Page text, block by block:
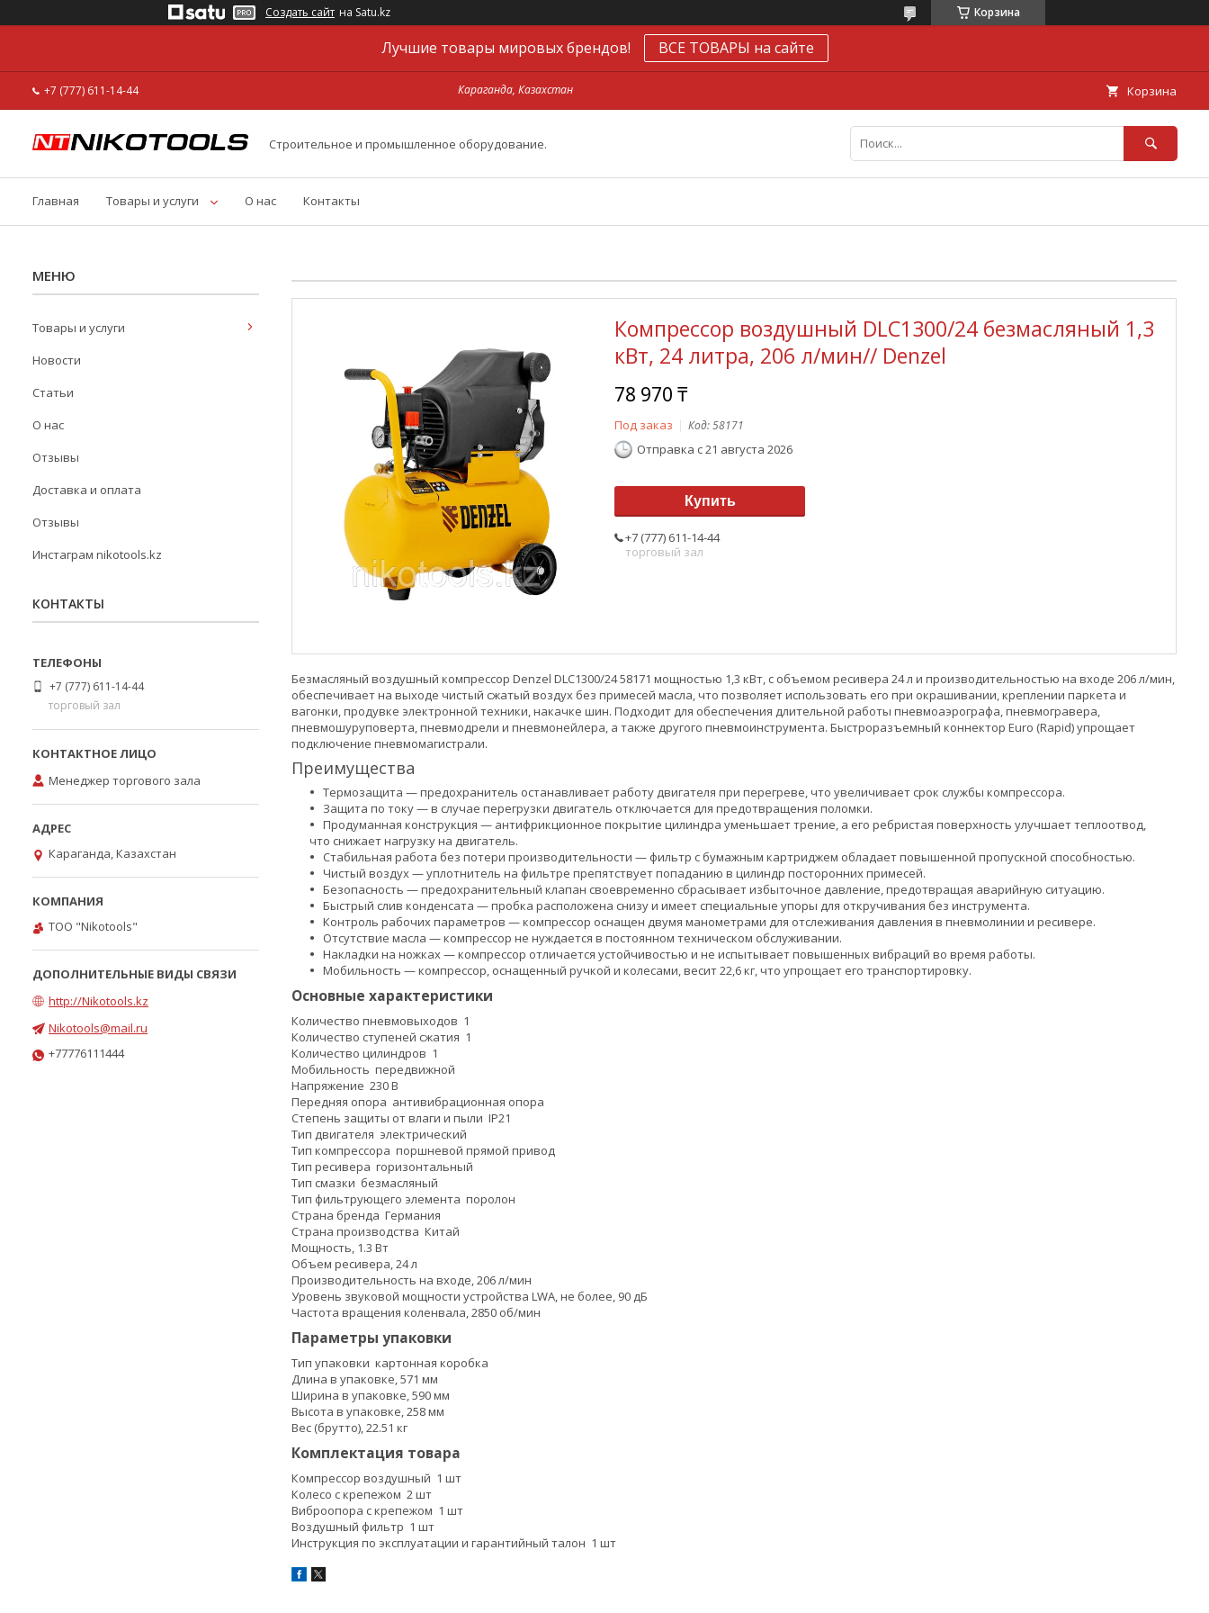
Создать сайт на Satu.kz Корзина
Лучшие товары мировых брендов! ВСЕ ТОВАРЫ на сайте
+7 (777) 611-14-44 Караганда, Казахстан Корзина
Строительное и промышленное оборудование.
Главная Товары и услуги О нас Контакты
Компрессор воздушный DLC1300/24 безмасляный 1,3
кВт, 24 литра, 206 л/мин// Denzel
78 970 ₸
Под заказ Код:58171
Отправка с 21 августа 2026
Купить
+7 (777) 611-14-44
торговый зал
Безмасляный воздушный компрессор Denzel DLC1300/24 58171 мощностью 1,3 кВт, с объемом ресивера 24 л и производительностью на входе 206 л/мин,
обеспечивает на выходе чистый сжатый воздух без примесей масла, что позволяет использовать его при окрашивании, креплении паркета и
вагонки, продувке электронной техники, накачке шин. Подходит для обеспечения длительной работы пневмоаэрографа, пневмогравера,
пневмошуруповерта, пневмодрели и пневмонейлера, а также другого пневмоинструмента. Быстроразъемный коннектор Euro (Rapid) упрощает
подключение пневмомагистрали.
Преимущества
Термозащита — предохранитель останавливает работу двигателя при перегреве, что увеличивает срок службы компрессора.
Защита по току — в случае перегрузки двигатель отключается для предотвращения поломки.
Продуманная конструкция — антифрикционное покрытие цилиндра уменьшает трение, а его ребристая поверхность улучшает теплоотвод,
что снижает нагрузку на двигатель.
Стабильная работа без потери производительности — фильтр с бумажным картриджем обладает повышенной пропускной способностью.
Чистый воздух — уплотнитель на фильтре препятствует попаданию в цилиндр посторонних примесей.
Безопасность — предохранительный клапан своевременно сбрасывает избыточное давление, предотвращая аварийную ситуацию.
Быстрый слив конденсата — пробка расположена снизу и имеет специальные упоры для откручивания без инструмента.
Контроль рабочих параметров — компрессор оснащен двумя манометрами для отслеживания давления в пневмолинии и ресивере.
Отсутствие масла — компрессор не нуждается в постоянном техническом обслуживании.
Накладки на ножках — компрессор отличается устойчивостью и не испытывает повышенных вибраций во время работы.
Мобильность — компрессор, оснащенный ручкой и колесами, весит 22,6 кг, что упрощает его транспортировку.
Основные характеристики
Количество пневмовыходов 1
Количество ступеней сжатия 1
Количество цилиндров 1
Мобильность передвижной
Напряжение 230 В
Передняя опора антивибрационная опора
Степень защиты от влаги и пыли IP21
Тип двигателя электрический
Тип компрессора поршневой прямой привод
Тип ресивера горизонтальный
Тип смазки безмасляный
Тип фильтрующего элемента поролон
Страна бренда Германия
Страна производства Китай
Мощность, 1.3 Вт
Объем ресивера,24л
Производительность на входе,206л/мин
Уровень звуковой мощности устройства LWA, не более, 90 дБ
Частота вращения коленвала,2850 об/мин
Параметры упаковки
Тип упаковки картонная коробка
Длина в упаковке,571 мм
Ширина в упаковке,590мм
Высота в упаковке,258мм
Вес (брутто),22.51 кг
Комплектация товара
Компрессор воздушный 1 шт
Колесо с крепежом 2 шт
Виброопора с крепежом 1 шт
Воздушный фильтр 1 шт
Инструкция по эксплуатации и гарантийный талон 1 шт
Товары и услуги
Новости
Статьи
О нас
Отзывы
Доставка и оплата
Отзывы
Инстаграм nikotools.kz
КОНТАКТЫ
+7 (777) 611-14-44
торговый зал
Менеджер торгового зала
Караганда, Казахстан
ТОО "Nikotools"
http://Nikotools.kz
Nikotools@mail.ru
+77776111444